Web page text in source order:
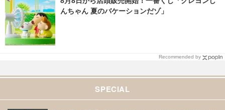
んちゃん 夏のバケーションだゾ」
Recommended by
SPECIAL